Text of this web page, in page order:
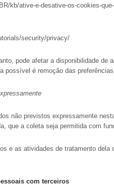
kb/ative-e-desative-os-cookies-
security/privacy/
pode afetar a disponibilidade de
possível é remoção das
não previstos expressamente
que a coleta seja permitida com
e as atividades de tratamento
com terceiros